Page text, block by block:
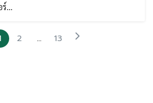
ร์…
2 … 13